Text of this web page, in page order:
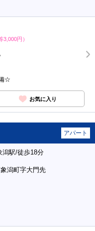
3,000円）
☆
お気に入り
アパート
潟駅/徒歩18分
潟町字大門先